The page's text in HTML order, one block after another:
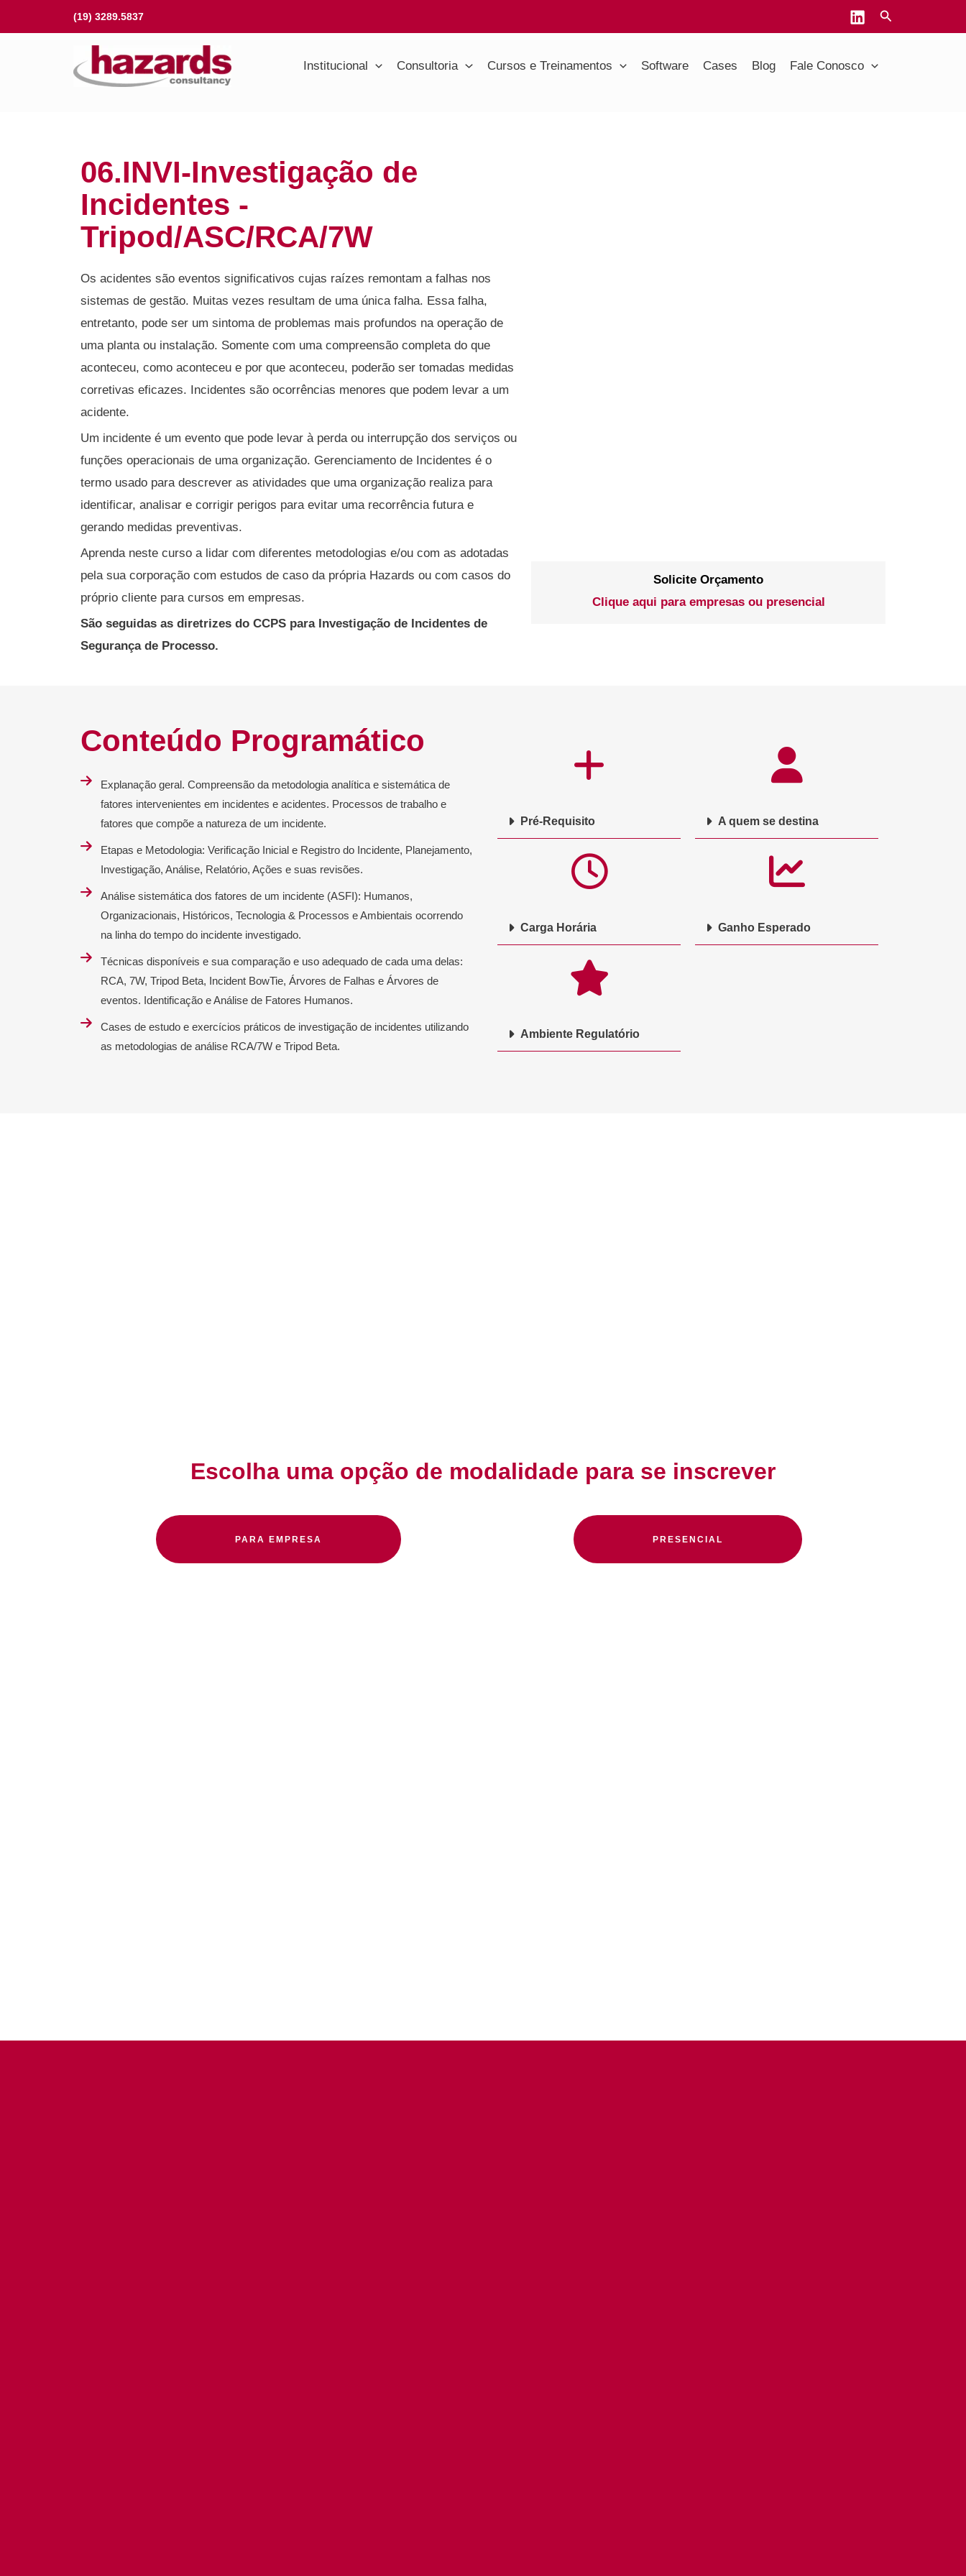
para
(19) 3289.5837
Institucional Consultoria Cursos e Treinamentos Software Cases Blog Fale Conosco
06.INVI-Investigação de
Incidentes -
Tripod/ASC/RCA/7W
Os acidentes são eventos significativos cujas raízes remontam a falhas nos
sistemas de gestão. Muitas vezes resultam de uma única falha. Essa falha,
entretanto, pode ser um sintoma de problemas mais profundos na operação de
uma planta ou instalação. Somente com uma compreensão completa do que
aconteceu, como aconteceu e por que aconteceu, poderão ser tomadas medidas
corretivas eficazes. Incidentes são ocorrências menores que podem levar a um
acidente.
Um incidente é um evento que pode levar à perda ou interrupção dos serviços ou
funções operacionais de uma organização. Gerenciamento de Incidentes é o
termo usado para descrever as atividades que uma organização realiza para
identificar, analisar e corrigir perigos para evitar uma recorrência futura e
gerando medidas preventivas.
Aprenda neste curso a lidar com diferentes metodologias e/ou com as adotadas
pela sua corporação com estudos de caso da própria Hazards ou com casos do
próprio cliente para cursos em empresas.
São seguidas as diretrizes do CCPS para Investigação de Incidentes de
Segurança de Processo.
Solicite Orçamento
Clique aqui para empresas ou presencial
Conteúdo Programático
Explanação geral. Compreensão da metodologia analítica e sistemática de
fatores intervenientes em incidentes e acidentes. Processos de trabalho e
fatores que compõe a natureza de um incidente.
Etapas e Metodologia: Verificação Inicial e Registro do Incidente, Planejamento,
Investigação, Análise, Relatório, Ações e suas revisões.
Análise sistemática dos fatores de um incidente (ASFI): Humanos,
Organizacionais, Históricos, Tecnologia & Processos e Ambientais ocorrendo
na linha do tempo do incidente investigado.
Técnicas disponíveis e sua comparação e uso adequado de cada uma delas:
RCA, 7W, Tripod Beta, Incident BowTie, Árvores de Falhas e Árvores de
eventos. Identificação e Análise de Fatores Humanos.
Cases de estudo e exercícios práticos de investigação de incidentes utilizando
as metodologias de análise RCA/7W e Tripod Beta.
Pré-Requisito A quem se destina
Carga Horária Ganho Esperado
Ambiente Regulatório
Escolha uma opção de modalidade para se inscrever
PARA EMPRESA PRESENCIAL